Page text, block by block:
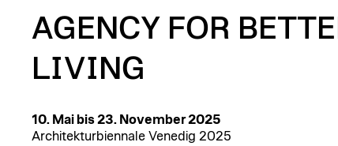
AGENCY FOR
LIVING
10. Mai bis 23. November 2025
Architekturbiennale Venedig 2025